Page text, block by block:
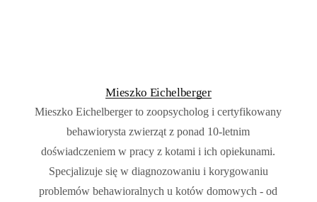
Mieszko Eichelberger
Mieszko Eichelberger to zoopsycholog i certyfikowany
behawiorysta zwierząt z ponad 10-letnim
doświadczeniem w pracy z kotami i ich opiekunami.
Specjalizuje się w diagnozowaniu i korygowaniu
problemów behawioralnych u kotów domowych - od